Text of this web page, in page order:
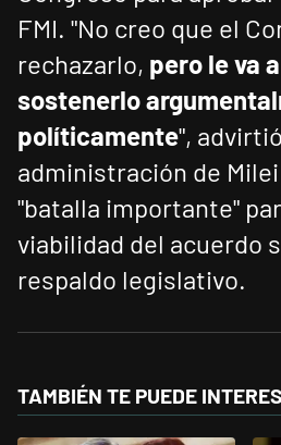
FMI. "No creo que el
rechazarlo, pero le va
sostenerlo
políticamente",
administración de
"batalla importante"
viabilidad del acuerdo
respaldo legislativo.
TAMBIÉN TE PUEDE